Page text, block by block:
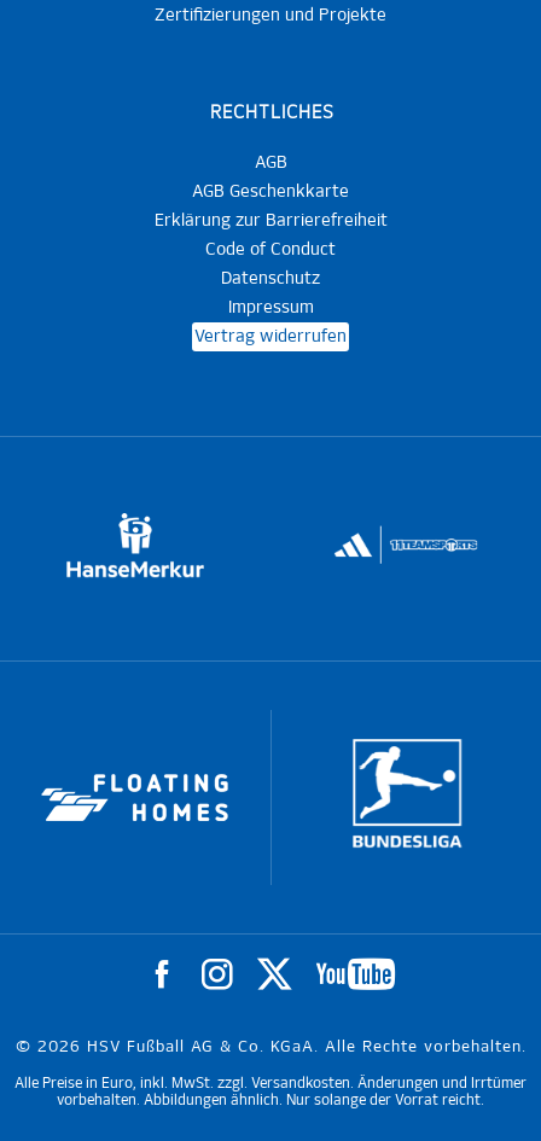
Zertifizierungen und Projekte
RECHTLICHES
AGB
AGB Geschenkkarte
Erklärung zur Barrierefreiheit
Code of Conduct
Datenschutz
Impressum
Vertrag widerrufen
© 2026 HSV Fußball AG & Co. KGaA. Alle Rechte vorbehalten.
Alle Preise in Euro, inkl. MwSt. zzgl. Versandkosten. Änderungen und Irrtümer
vorbehalten. Abbildungen ähnlich. Nur solange der Vorrat reicht.